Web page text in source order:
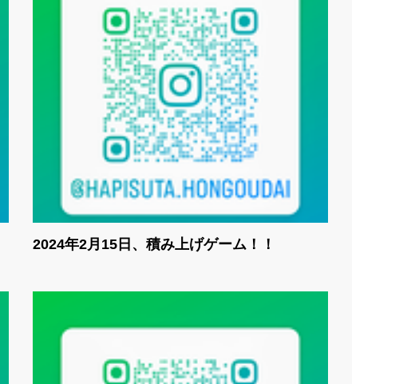
2024年2月15日、積み上げゲーム！！